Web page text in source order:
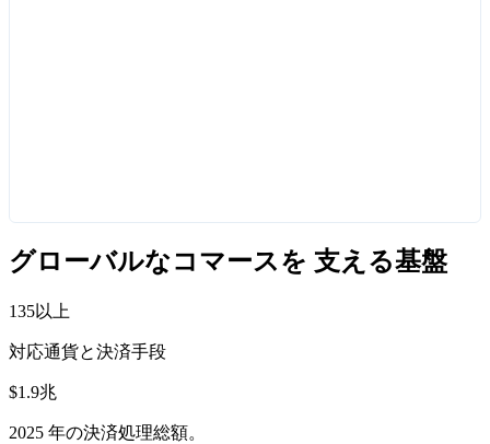
グローバルなコマースを 支える基盤
135以上
対応通貨と決済手段
$1.9兆
2025 年の決済処理総額。